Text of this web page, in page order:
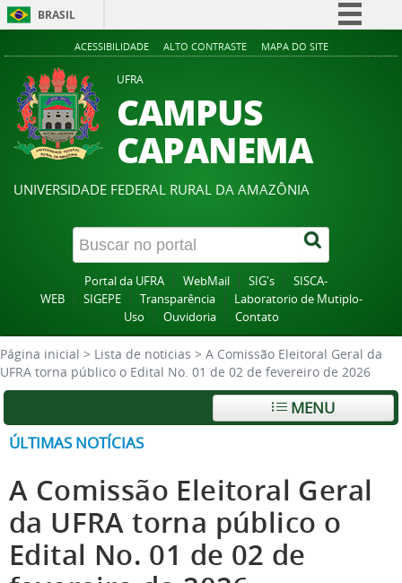
BRASIL
Simplifique!
Participe
Acesso à informação
Legislação
Canais
ACESSIBILIDADE ALTO CONTRASTE MAPA DO SITE
UFRA
CAMPUS
CAPANEMA
UNIVERSIDADE FEDERAL RURAL DA AMAZÔNIA
Portal da UFRA WebMail SIG's
SISCA-
WEB
SIGEPE Transparência
Laboratorio de Mutiplo-
Uso
Ouvidoria Contato
Página inicial > Lista de noticias > A Comissão Eleitoral Geral da
UFRA torna público o Edital No. 01 de 02 de fevereiro de 2026
MENU
ÚLTIMAS NOTÍCIAS
A Comissão Eleitoral Geral
da UFRA torna público o
Edital No. 01 de 02 de